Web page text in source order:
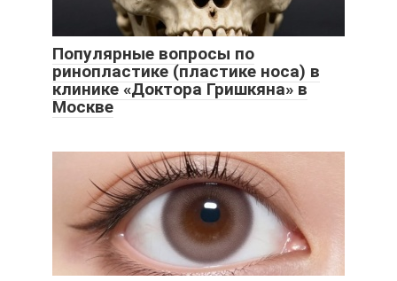
Популярные вопросы по
ринопластике (пластике носа) в
клинике «Доктора Гришкяна» в
Москве